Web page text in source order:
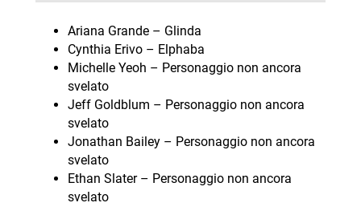
Ariana Grande – Glinda
Cynthia Erivo – Elphaba
Michelle Yeoh – Personaggio non ancora
svelato
Jeff Goldblum – Personaggio non ancora
svelato
Jonathan Bailey – Personaggio non ancora
svelato
Ethan Slater – Personaggio non ancora
svelato